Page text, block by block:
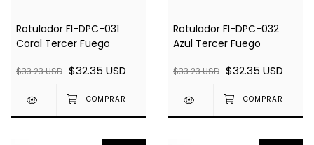
Rotulador FI-DPC-031
Coral Tercer Fuego
$33.23 USD $32.35 USD
Rotulador FI-DPC-032
Azul Tercer Fuego
$33.23 USD $32.35 USD